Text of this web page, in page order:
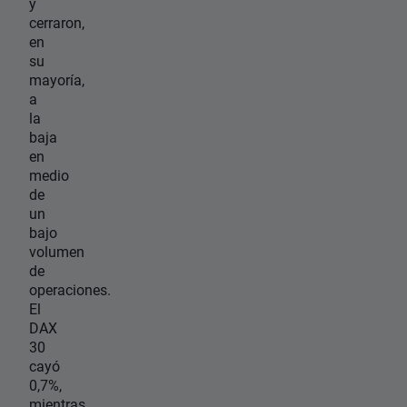
cerraron,
en
su
mayoría,
a
la
baja
en
medio
de
un
bajo
volumen
de
operaciones.
El
DAX
30
cayó
0,7%,